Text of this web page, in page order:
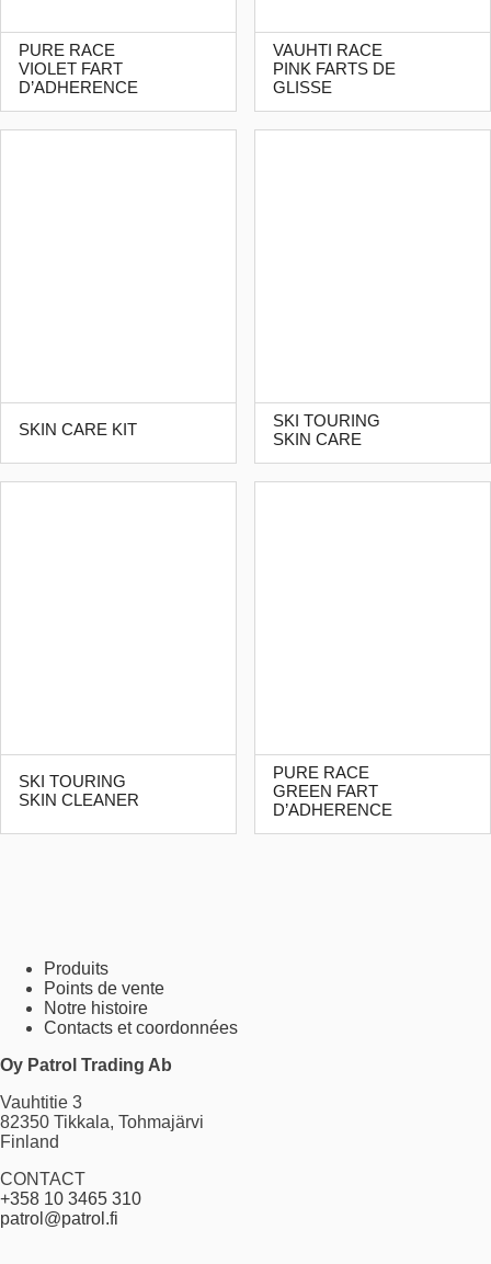
PURE RACE
VIOLET FART
D’ADHERENCE
VAUHTI RACE
PINK FARTS DE
GLISSE
SKIN CARE KIT
SKI TOURING
SKIN CARE
SKI TOURING
SKIN CLEANER
PURE RACE
GREEN FART
D’ADHERENCE
Produits
Points de vente
Notre histoire
Contacts et coordonnées
Oy Patrol Trading Ab
Vauhtitie 3
82350 Tikkala, Tohmajärvi
Finland
CONTACT
+358 10 3465 310
patrol@patrol.fi